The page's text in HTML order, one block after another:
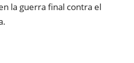
la guerra final contra el